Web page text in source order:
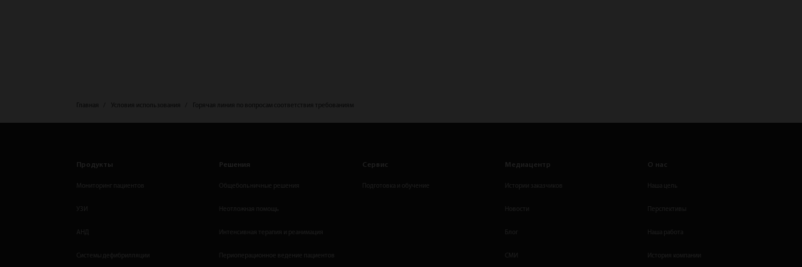
Главная Условия использования Горячая линия по вопросам соответствия требованиям
Продукты
Мониторинг пациентов
УЗИ
АНД
Системы дефибрилляции
Решения
Общебольничные решения
Неотложная помощь
Интенсивная терапия и реанимация
Периоперационное ведение пациентов
Сервис
Подготовка и обучение
Медиацентр
Истории заказчиков
Новости
Блог
СМИ
О нас
Наша цель
Перспективы
Наша работа
История компании